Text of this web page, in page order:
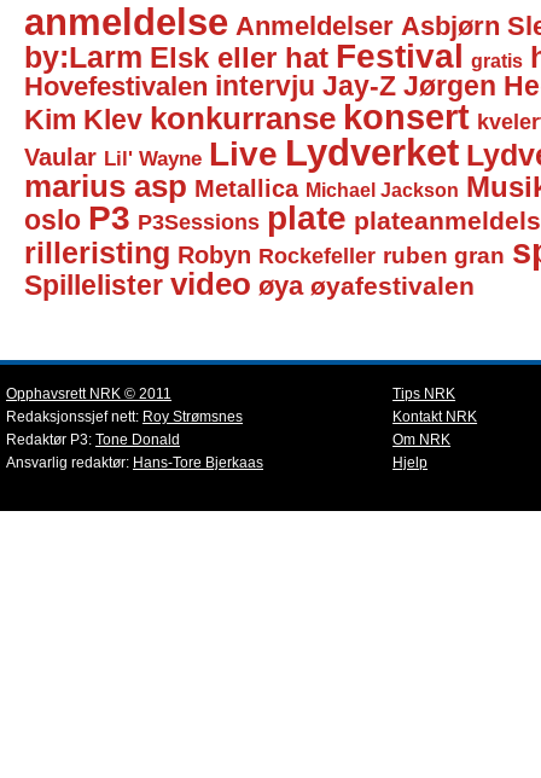
anmeldelse Anmeldelser Asbjørn
by:Larm Elsk eller hat Festival gratis
Hovefestivalen intervju Jay-Z Jørgen
Kim Klev konkurranse konsert
Vaular Lil' Wayne Live Lydverket
marius asp Metallica Michael Jackson
oslo P3 P3Sessions plate
rilleristing Robyn Rockefeller ruben gran
Spillelister video øya øyafestivalen
Opphavsrett NRK © 2011
Redaksjonssjef nett: Roy Strømsnes
Redaktør P3: Tone Donald
Ansvarlig redaktør: Hans-Tore Bjerkaas
Tips NRK
Kontakt NRK
Om NRK
Hjelp